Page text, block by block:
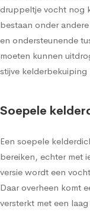
druppeltje vocht nog
bestaan onder
en ondersteunende
moeten kunnen
stijve
Soepele
Een soepele
bereiken, echter met
versie wordt een
Daar overheen komt
versterkt met een